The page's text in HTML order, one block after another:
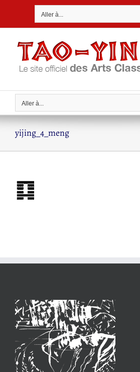
Aller à...
Aller à...
yijing_4_meng